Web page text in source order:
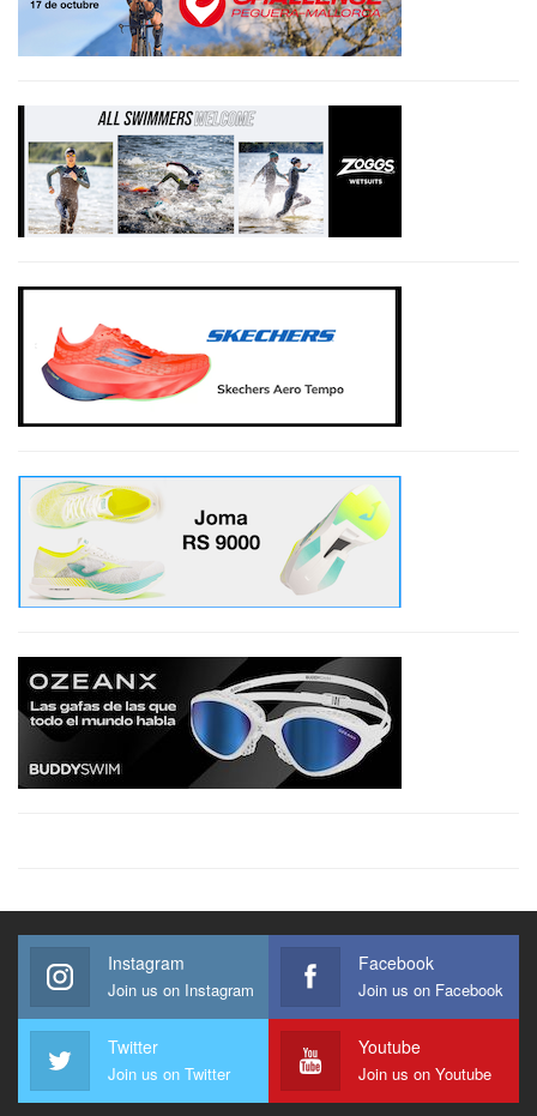
Instagram
Join us on Instagram
Facebook
Join us on Facebook
Twitter
Join us on Twitter
Youtube
Join us on Youtube